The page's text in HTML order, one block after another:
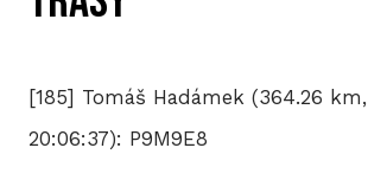
[185] Tomáš Hadámek (364.26 km,
20:06:37): P9M9E8